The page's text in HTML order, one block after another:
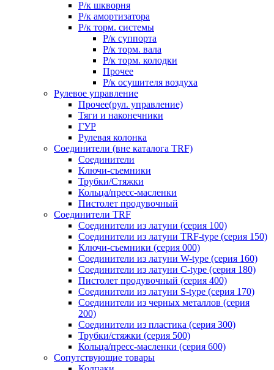
Р/к шкворня
Р/к амортизатора
Р/к торм. системы
Р/к суппорта
Р/к торм. вала
Р/к торм. колодки
Прочее
Р/к осушителя воздуха
Рулевое управление
Прочее(рул. управление)
Тяги и наконечники
ГУР
Рулевая колонка
Соединители (вне каталога TRF)
Соединители
Ключи-cъемники
Трубки/Стяжки
Кольца/пресс-масленки
Пистолет продувочный
Соединители TRF
Соединители из латуни (серия 100)
Соединители из латуни TRF-type (серия 150)
Ключи-съемники (серия 000)
Соединители из латуни W-type (серия 160)
Соединители из латуни С-type (серия 180)
Пистолет продувочный (серия 400)
Соединители из латуни S-type (серия 170)
Соединители из черных металлов (серия
200)
Соединители из пластика (серия 300)
Трубки/стяжки (серия 500)
Кольца/пресс-масленки (серия 600)
Сопутствующие товары